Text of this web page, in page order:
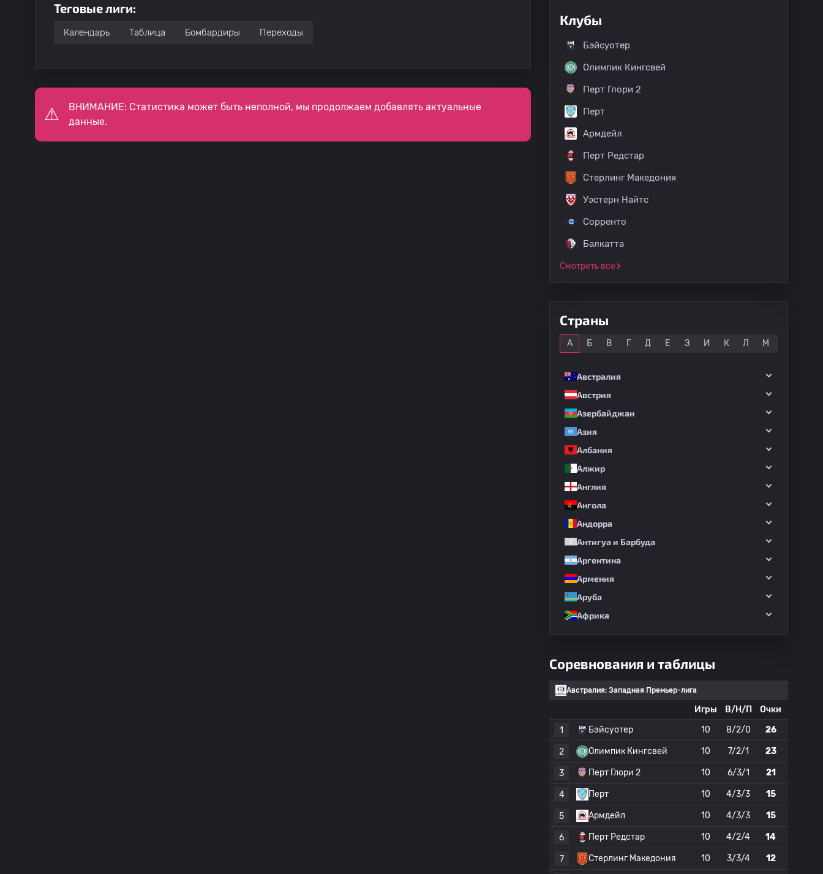
Теговые лиги:
Календарь Таблица Бомбардиры Переходы
ВНИМАНИЕ: Статистика может быть неполной, мы продолжаем добавлять актуальные
данные.
Клубы
Бэйсуотер
Олимпик Кингсвей
Перт Глори 2
Перт
Армдейл
Перт Редстар
Стерлинг Македония
Уэстерн Найтс
Сорренто
Балкатта
Смотреть все
Страны
А Б В Г Д Е З И К Л М
Австралия
Австрия
Азербайджан
Азия
Албания
Алжир
Англия
Ангола
Андорра
Антигуа и Барбуда
Аргентина
Армения
Аруба
Африка
Соревнования и таблицы
Австралия: Западная Премьер-лига
Игры В/Н/П
Очки
1
Бэйсуотер 10 8/2/0 26
2 Олимпик Кингсвей 10 7/2/1 23
3 Перт Глори 2 10 6/3/1 21
4 Перт 10 4/3/3 15
5 Армдейл 10 4/3/3 15
6 Перт Редстар 10 4/2/4 14
7 Стерлинг Македония 10 3/3/4 12